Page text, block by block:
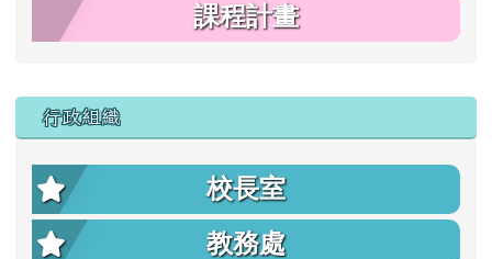
課程計畫
行政組織
校長室
教務處